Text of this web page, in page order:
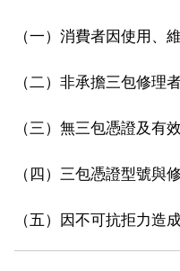
（一）消費者因使用、
（二）非承擔三包修理
（三）無三包憑證及有
（四）三包憑證型號與
（五）因不可抗拒力造